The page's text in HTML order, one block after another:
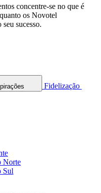
concentre-se no que é
os Novotel
sucesso.
Fidelização
Norte
Sul